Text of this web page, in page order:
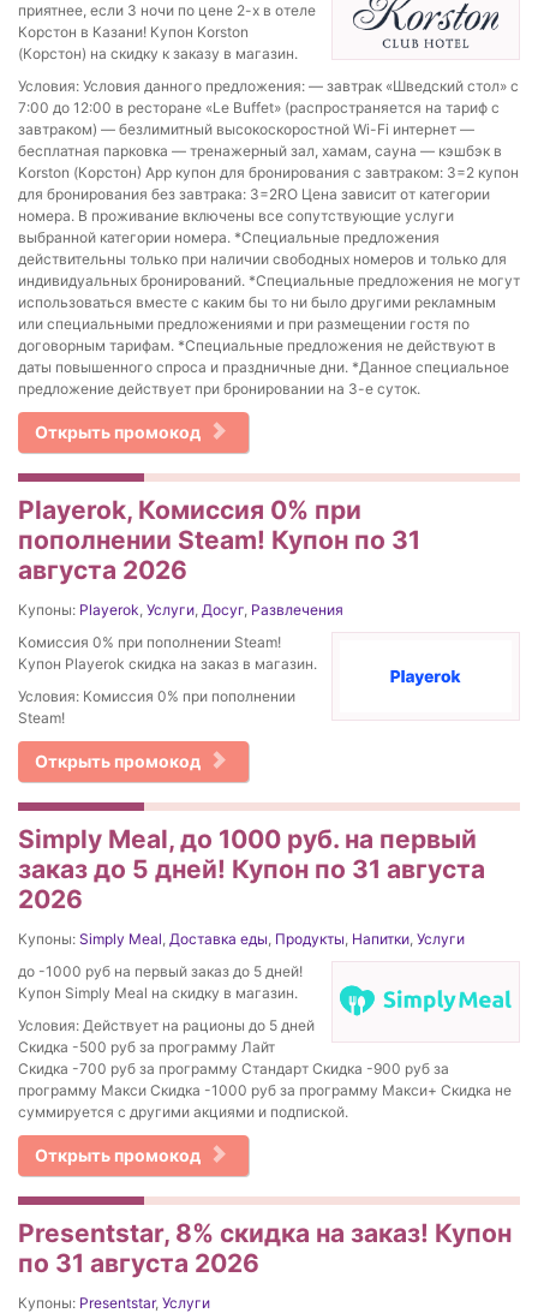
приятнее, если 3 ночи по цене 2-х в отеле
Корстон в Казани! Купон Korston
(Корстон) на скидку к заказу в магазин.
Условия: Условия данного предложения: — завтрак «Шведский стол» с
7:00 до 12:00 в ресторане «Le Buffet» (распространяется на тариф с
завтраком) — безлимитный высокоскоростной Wi-Fi интернет —
бесплатная парковка — тренажерный зал, хамам, сауна — кэшбэк в
Korston (Корстон) App купон для бронирования с завтраком: 3=2 купон
для бронирования без завтрака: 3=2RO Цена зависит от категории
номера. В проживание включены все сопутствующие услуги
выбранной категории номера. *Специальные предложения
действительны только при наличии свободных номеров и только для
индивидуальных бронирований. *Специальные предложения не могут
использоваться вместе с каким бы то ни было другими рекламным
или специальными предложениями и при размещении гостя по
договорным тарифам. *Специальные предложения не действуют в
даты повышенного спроса и праздничные дни. *Данное специальное
предложение действует при бронировании на 3-е суток.
Открыть промокод
Playerok, Комиссия 0% при
пополнении Steam! Купон по 31
августа 2026
Купоны: Playerok, Услуги, Досуг, Развлечения
Комиссия 0% при пополнении Steam!
Купон Playerok скидка на заказ в магазин.
Условия: Комиссия 0% при пополнении
Steam!
Открыть промокод
Simply Meal, до 1000 руб. на первый
заказ до 5 дней! Купон по 31 августа
2026
Купоны: Simply Meal, Доставка еды, Продукты, Напитки, Услуги
до -1000 руб на первый заказ до 5 дней!
Купон Simply Meal на скидку в магазин.
Условия: Действует на рационы до 5 дней
Скидка -500 руб за программу Лайт
Скидка -700 руб за программу Стандарт Скидка -900 руб за
программу Макси Скидка -1000 руб за программу Макси+ Скидка не
суммируется с другими акциями и подпиской.
Открыть промокод
Presentstar, 8% скидка на заказ! Купон
по 31 августа 2026
Купоны: Presentstar, Услуги